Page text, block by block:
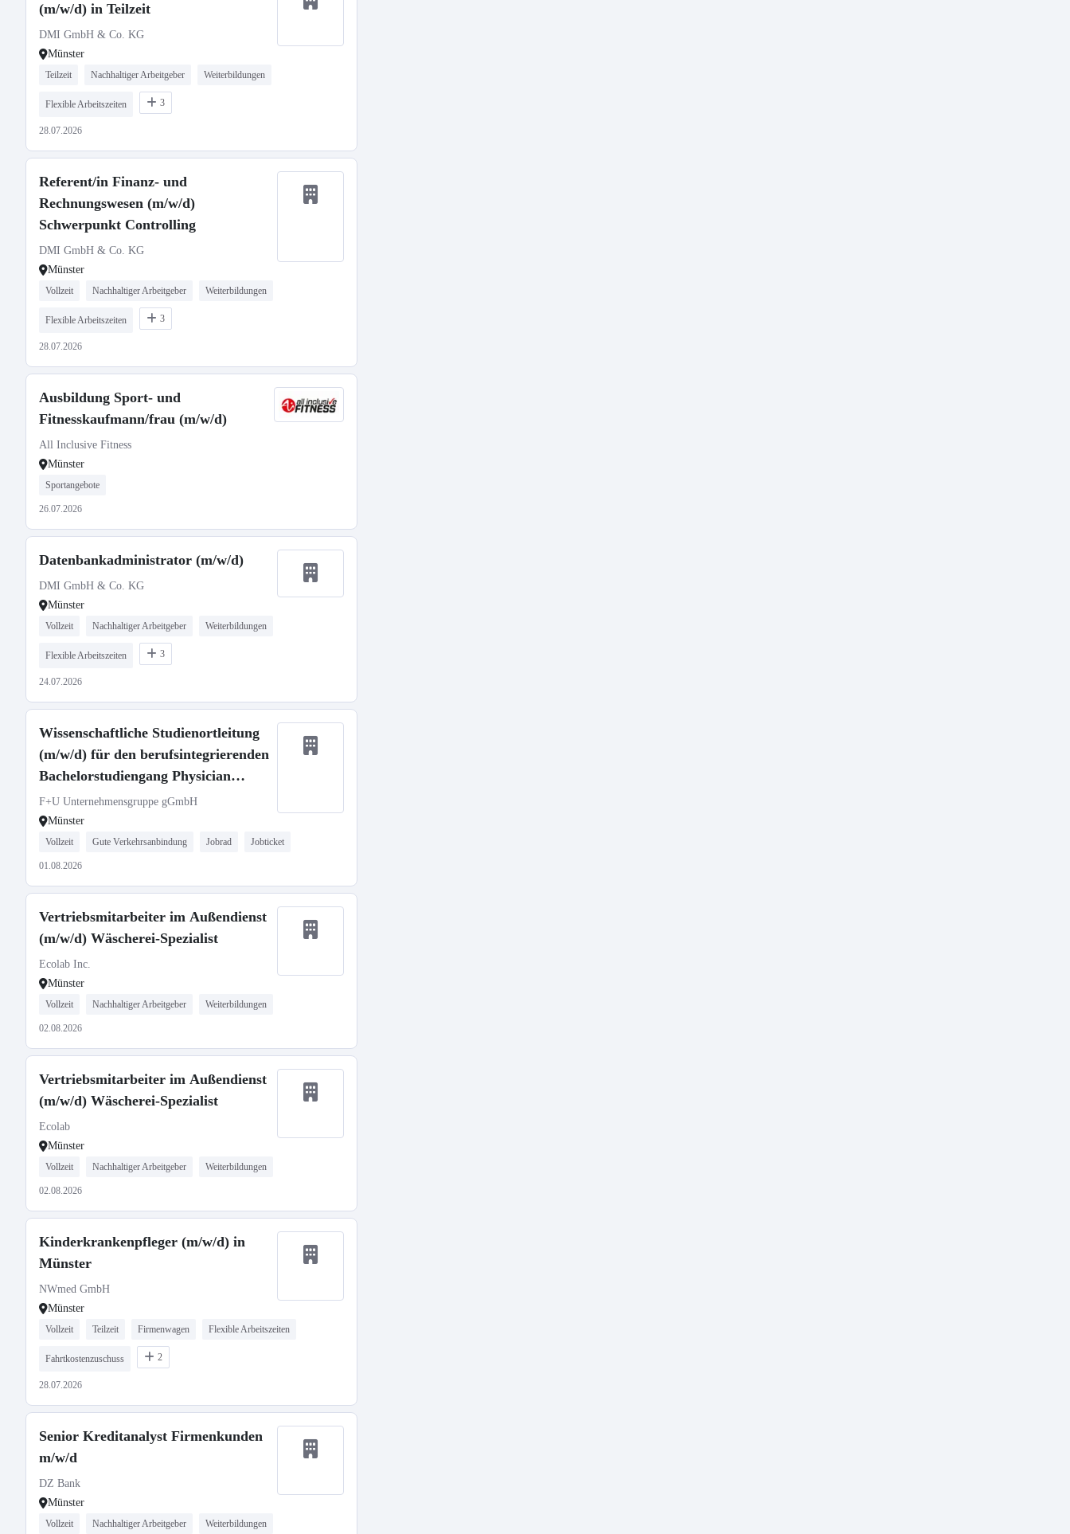
(m/w/d) in Teilzeit
DMI GmbH & Co. KG
Münster
Teilzeit Nachhaltiger Arbeitgeber Weiterbildungen
Flexible Arbeitszeiten 3
28.07.2026
Referent/in Finanz- und
Rechnungswesen (m/w/d)
Schwerpunkt Controlling
DMI GmbH & Co. KG
Münster
Vollzeit Nachhaltiger Arbeitgeber Weiterbildungen
Flexible Arbeitszeiten 3
28.07.2026
Ausbildung Sport- und
Fitnesskaufmann/frau (m/w/d)
All Inclusive Fitness
Münster
Sportangebote
26.07.2026
Datenbankadministrator (m/w/d)
DMI GmbH & Co. KG
Münster
Vollzeit Nachhaltiger Arbeitgeber Weiterbildungen
Flexible Arbeitszeiten 3
24.07.2026
Wissenschaftliche Studienortleitung
(m/w/d) für den berufsintegrierenden
Bachelorstudiengang Physician
Assistant B.Sc. ISBA in Münster
F+U Unternehmensgruppe gGmbH
Münster
Vollzeit Gute Verkehrsanbindung Jobrad Jobticket
01.08.2026
Vertriebsmitarbeiter im Außendienst
(m/w/d) Wäscherei-Spezialist
Ecolab Inc.
Münster
Vollzeit Nachhaltiger Arbeitgeber Weiterbildungen
02.08.2026
Vertriebsmitarbeiter im Außendienst
(m/w/d) Wäscherei-Spezialist
Ecolab
Münster
Vollzeit Nachhaltiger Arbeitgeber Weiterbildungen
02.08.2026
Kinderkrankenpfleger (m/w/d) in
Münster
NWmed GmbH
Münster
Vollzeit Teilzeit Firmenwagen Flexible Arbeitszeiten
Fahrtkostenzuschuss 2
28.07.2026
Senior Kreditanalyst Firmenkunden
m/w/d
DZ Bank
Münster
Vollzeit Nachhaltiger Arbeitgeber Weiterbildungen